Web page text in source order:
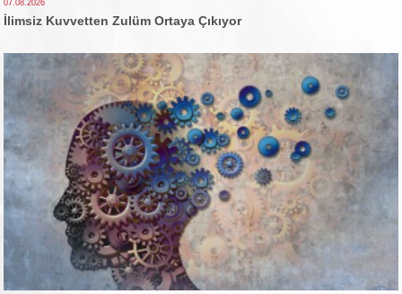
07.08.2026
İlimsiz Kuvvetten Zulüm Ortaya Çıkıyor